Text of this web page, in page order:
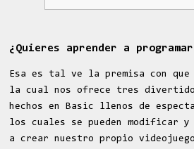
¿Quieres aprender a
Esa es tal ve la premisa con
la cual nos ofrece tres
hechos en Basic llenos de
los cuales se pueden modificar y
a crear nuestro propio